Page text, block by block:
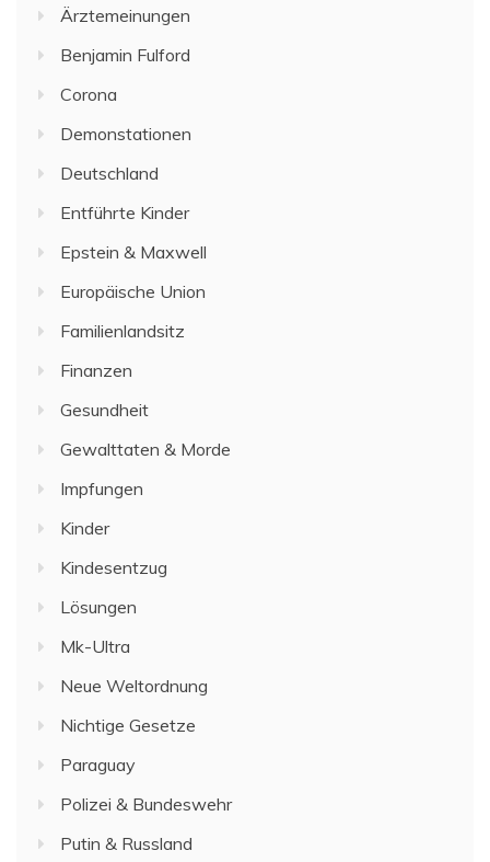
Ärztemeinungen
Benjamin Fulford
Corona
Demonstationen
Deutschland
Entführte Kinder
Epstein & Maxwell
Europäische Union
Familienlandsitz
Finanzen
Gesundheit
Gewalttaten & Morde
Impfungen
Kinder
Kindesentzug
Lösungen
Mk-Ultra
Neue Weltordnung
Nichtige Gesetze
Paraguay
Polizei & Bundeswehr
Putin & Russland